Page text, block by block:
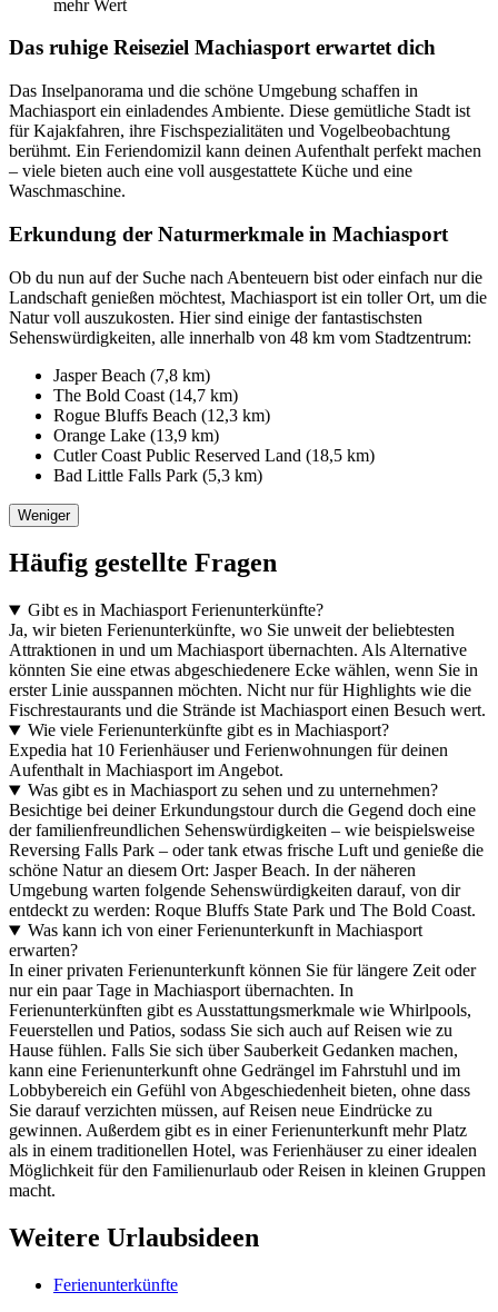
mehr Wert
Das ruhige Reiseziel Machiasport erwartet dich
Das Inselpanorama und die schöne Umgebung schaffen in
Machiasport ein einladendes Ambiente. Diese gemütliche Stadt ist
für Kajakfahren, ihre Fischspezialitäten und Vogelbeobachtung
berühmt. Ein Feriendomizil kann deinen Aufenthalt perfekt machen
– viele bieten auch eine voll ausgestattete Küche und eine
Waschmaschine.
Erkundung der Naturmerkmale in Machiasport
Ob du nun auf der Suche nach Abenteuern bist oder einfach nur die
Landschaft genießen möchtest, Machiasport ist ein toller Ort, um die
Natur voll auszukosten. Hier sind einige der fantastischsten
Sehenswürdigkeiten, alle innerhalb von 48 km vom Stadtzentrum:
Jasper Beach (7,8 km)
The Bold Coast (14,7 km)
Rogue Bluffs Beach (12,3 km)
Orange Lake (13,9 km)
Cutler Coast Public Reserved Land (18,5 km)
Bad Little Falls Park (5,3 km)
Weniger
Häufig gestellte Fragen
Gibt es in Machiasport Ferienunterkünfte?
Ja, wir bieten Ferienunterkünfte, wo Sie unweit der beliebtesten
Attraktionen in und um Machiasport übernachten. Als Alternative
könnten Sie eine etwas abgeschiedenere Ecke wählen, wenn Sie in
erster Linie ausspannen möchten. Nicht nur für Highlights wie die
Fischrestaurants und die Strände ist Machiasport einen Besuch wert.
Wie viele Ferienunterkünfte gibt es in Machiasport?
Expedia hat 10 Ferienhäuser und Ferienwohnungen für deinen
Aufenthalt in Machiasport im Angebot.
Was gibt es in Machiasport zu sehen und zu unternehmen?
Besichtige bei deiner Erkundungstour durch die Gegend doch eine
der familienfreundlichen Sehenswürdigkeiten – wie beispielsweise
Reversing Falls Park – oder tank etwas frische Luft und genieße die
schöne Natur an diesem Ort: Jasper Beach. In der näheren
Umgebung warten folgende Sehenswürdigkeiten darauf, von dir
entdeckt zu werden: Roque Bluffs State Park und The Bold Coast.
Was kann ich von einer Ferienunterkunft in Machiasport
erwarten?
In einer privaten Ferienunterkunft können Sie für längere Zeit oder
nur ein paar Tage in Machiasport übernachten. In
Ferienunterkünften gibt es Ausstattungsmerkmale wie Whirlpools,
Feuerstellen und Patios, sodass Sie sich auch auf Reisen wie zu
Hause fühlen. Falls Sie sich über Sauberkeit Gedanken machen,
kann eine Ferienunterkunft ohne Gedrängel im Fahrstuhl und im
Lobbybereich ein Gefühl von Abgeschiedenheit bieten, ohne dass
Sie darauf verzichten müssen, auf Reisen neue Eindrücke zu
gewinnen. Außerdem gibt es in einer Ferienunterkunft mehr Platz
als in einem traditionellen Hotel, was Ferienhäuser zu einer idealen
Möglichkeit für den Familienurlaub oder Reisen in kleinen Gruppen
macht.
Weitere Urlaubsideen
Ferienunterkünfte